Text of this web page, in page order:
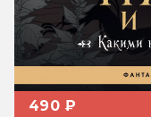
490 ₽